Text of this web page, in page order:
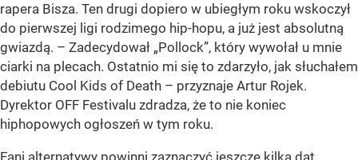
rapera Bisza. Ten drugi dopiero w ubiegłym roku wskoczył
do pierwszej ligi rodzimego hip-hopu, a już jest absolutną
gwiazdą. – Zadecydował „Pollock”, który wywołał u mnie
ciarki na plecach. Ostatnio mi się to zdarzyło, jak słuchałem
debiutu Cool Kids of Death – przyznaje Artur Rojek.
Dyrektor OFF Festivalu zdradza, że to nie koniec
hiphopowych ogłoszeń w tym roku.